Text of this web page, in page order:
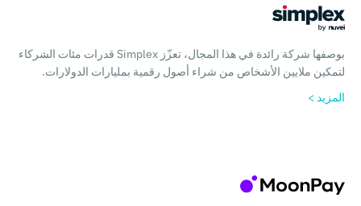
بوصفها شركة رائدة في هذا المجال، تعزّز Simplex قدرات مئات الشركاء
لتمكين ملايين الأشخاص من شراء أصول رقمية بمليارات الدولارات.
المزيد >